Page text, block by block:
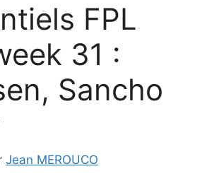
FPL
31 :
Sancho
Jean MEROUCO